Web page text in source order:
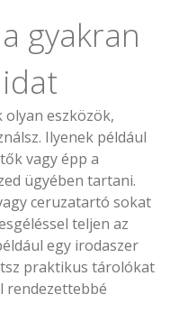
gyakran
olyan eszközök,
Ilyenek például
vagy épp a
ügyében tartani.
ceruzatartó sokat
teljen az
egy irodaszer
praktikus tárolókat
rendezettebbé